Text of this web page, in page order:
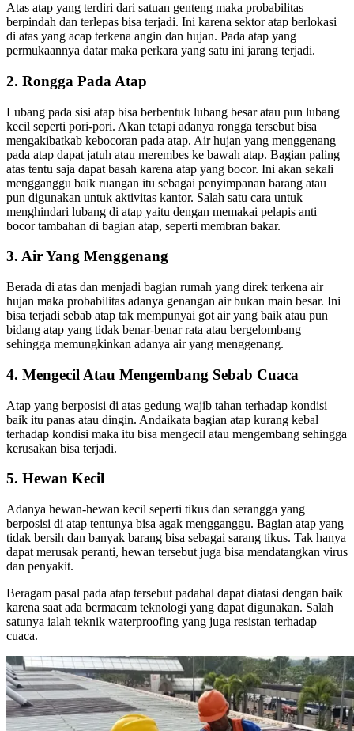
Atas atap yang terdiri dari satuan genteng maka probabilitas
berpindah dan terlepas bisa terjadi. Ini karena sektor atap berlokasi
di atas yang acap terkena angin dan hujan. Pada atap yang
permukaannya datar maka perkara yang satu ini jarang terjadi.
2. Rongga Pada Atap
Lubang pada sisi atap bisa berbentuk lubang besar atau pun lubang
kecil seperti pori-pori. Akan tetapi adanya rongga tersebut bisa
mengakibatkab kebocoran pada atap. Air hujan yang menggenang
pada atap dapat jatuh atau merembes ke bawah atap. Bagian paling
atas tentu saja dapat basah karena atap yang bocor. Ini akan sekali
mengganggu baik ruangan itu sebagai penyimpanan barang atau
pun digunakan untuk aktivitas kantor. Salah satu cara untuk
menghindari lubang di atap yaitu dengan memakai pelapis anti
bocor tambahan di bagian atap, seperti membran bakar.
3. Air Yang Menggenang
Berada di atas dan menjadi bagian rumah yang direk terkena air
hujan maka probabilitas adanya genangan air bukan main besar. Ini
bisa terjadi sebab atap tak mempunyai got air yang baik atau pun
bidang atap yang tidak benar-benar rata atau bergelombang
sehingga memungkinkan adanya air yang menggenang.
4. Mengecil Atau Mengembang Sebab Cuaca
Atap yang berposisi di atas gedung wajib tahan terhadap kondisi
baik itu panas atau dingin. Andaikata bagian atap kurang kebal
terhadap kondisi maka itu bisa mengecil atau mengembang sehingga
kerusakan bisa terjadi.
5. Hewan Kecil
Adanya hewan-hewan kecil seperti tikus dan serangga yang
berposisi di atap tentunya bisa agak mengganggu. Bagian atap yang
tidak bersih dan banyak barang bisa sebagai sarang tikus. Tak hanya
dapat merusak peranti, hewan tersebut juga bisa mendatangkan virus
dan penyakit.
Beragam pasal pada atap tersebut padahal dapat diatasi dengan baik
karena saat ada bermacam teknologi yang dapat digunakan. Salah
satunya ialah teknik waterproofing yang juga resistan terhadap
cuaca.